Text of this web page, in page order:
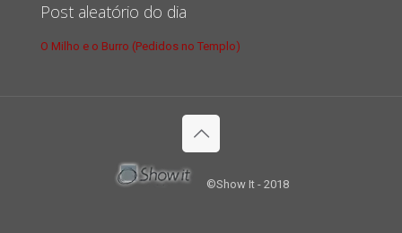
Post aleatório do dia
O Milho e o Burro (Pedidos no Templo)
©Show It - 2018